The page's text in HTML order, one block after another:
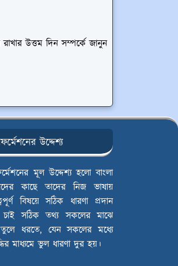
উত্তম দিন সম্পর্কে জানুন
উদ্দেশ্য
মূল উদ্দেশ্য হলো বাংলা
কাছে তাদের নিজ ভাষায়
বিষয়ে সঠিক ধারণা প্রদান
সঠিক তথ্য সকলের মাঝে
ধরতে, যেন সকলের মধ্যে
মাধ্যমে ভুল ধারণা দুর হয়।